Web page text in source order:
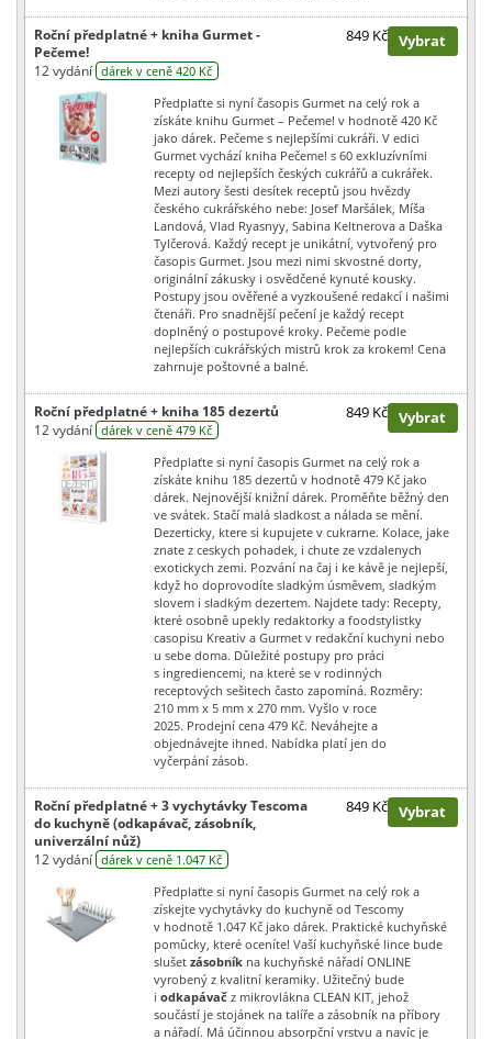
Roční předplatné + kniha Gurmet -
Pečeme!
12 vydání dárek v ceně 420 Kč
849 Kč Vybrat
Předplaťte si nyní časopis Gurmet na celý rok a
získáte knihu Gurmet – Pečeme! v hodnotě 420 Kč
jako dárek. Pečeme s nejlepšími cukráři. V edici
Gurmet vychází kniha Pečeme! s 60 exkluzívními
recepty od nejlepších českých cukrářů a cukrářek.
Mezi autory šesti desítek receptů jsou hvězdy
českého cukrářského nebe: Josef Maršálek, Míša
Landová, Vlad Ryasnyy, Sabina Keltnerova a Daška
Tylčerová. Každý recept je unikátní, vytvořený pro
časopis Gurmet. Jsou mezi nimi skvostné dorty,
originální zákusky i osvědčené kynuté kousky.
Postupy jsou ověřené a vyzkoušené redakcí i našimi
čtenáři. Pro snadnější pečení je každý recept
doplněný o postupové kroky. Pečeme podle
nejlepších cukrářských mistrů krok za krokem! Cena
zahrnuje poštovné a balné.
Roční předplatné + kniha 185 dezertů
12 vydání dárek v ceně 479 Kč
849 Kč Vybrat
Předplaťte si nyní časopis Gurmet na celý rok a
získáte knihu 185 dezertů v hodnotě 479 Kč jako
dárek. Nejnovější knižní dárek. Proměňte běžný den
ve svátek. Stačí malá sladkost a nálada se mění.
Dezerticky, ktere si kupujete v cukrarne. Kolace, jake
znate z ceskych pohadek, i chute ze vzdalenych
exotickych zemi. Pozvání na čaj i ke kávě je nejlepší,
když ho doprovodíte sladkým úsměvem, sladkým
slovem i sladkým dezertem. Najdete tady: Recepty,
které osobně upekly redaktorky a foodstylistky
casopisu Kreativ a Gurmet v redakční kuchyni nebo
u sebe doma. Důležité postupy pro práci
s ingrediencemi, na které se v rodinných
receptových sešitech často zapomíná. Rozměry:
210 mm x 5 mm x 270 mm. Vyšlo v roce
2025. Prodejní cena 479 Kč. Neváhejte a
objednávejte ihned. Nabídka platí jen do
vyčerpání zásob.
Roční předplatné + 3 vychytávky Tescoma
do kuchyně (odkapávač, zásobník,
univerzální nůž)
12 vydání dárek v ceně 1.047 Kč
849 Kč Vybrat
Předplaťte si nyní časopis Gurmet na celý rok a
získejte vychytávky do kuchyně od Tescomy
v hodnotě 1.047 Kč jako dárek. Praktické kuchyňské
pomůcky, které oceníte! Vaší kuchyňské lince bude
slušet zásobník na kuchyňské nářadí ONLINE
vyrobený z kvalitní keramiky. Užitečný bude
i odkapávač z mikrovlákna CLEAN KIT, jehož
součástí je stojánek na talíře a zásobník na příbory
a nářadí. Má účinnou absorpční vrstvu a navíc je